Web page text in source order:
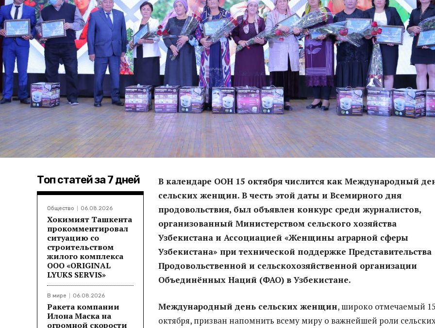
Топ статей за 7 дней
Общество 06.08.2026
Хокимият Ташкента
прокомментировал
ситуацию со
строительством
жилого комплекса
ООО «ORIGINAL
LYUKS SERVIS»
В мире 06.08.2026
Ракета компании
Илона Маска на
огромной скорости
В календаре ООН 15 октября числится как Международный
сельских женщин. В честь этой даты и Всемирного дня
продовольствия, был объявлен конкурс среди журналистов,
организованный Министерством сельского хозяйства
Узбекистана и Ассоциацией «Женщины аграрной сферы
Узбекистана» при технической поддержке Представительства
Продовольственной и сельскохозяйственной организации
Объединённых Наций (ФАО) в Узбекистане.
Международный день сельских женщин, широко отмечаемый
октября, призван напомнить всему миру о важнейшей роли